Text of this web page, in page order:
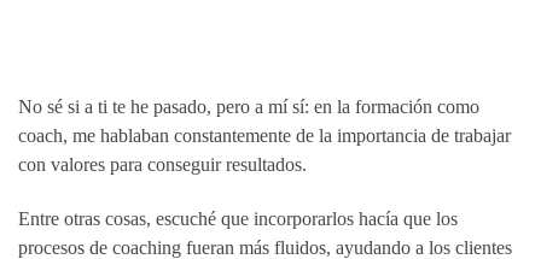
No sé si a ti te he pasado, pero a mí sí: en la formación como
coach, me hablaban constantemente de la importancia de trabajar
con valores para conseguir resultados.
Entre otras cosas, escuché que incorporarlos hacía que los
procesos de coaching fueran más fluidos, ayudando a los clientes